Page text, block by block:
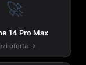
🚀
14 Pro Max
oferta →